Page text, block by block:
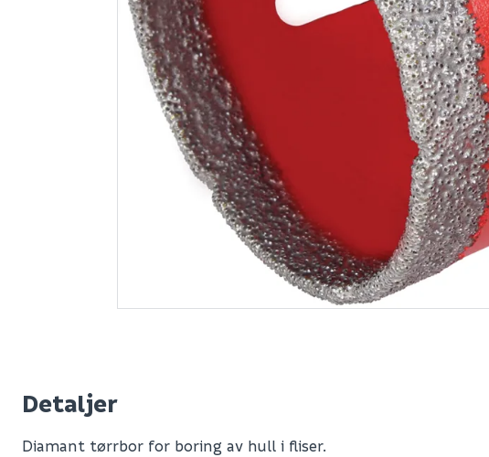
1 459
Nettlager:1-10 stk
Klikk & Hent
Nettlager:10+ stk
Klikk & Hent
Detaljer
Diamant tørrbor for boring av hull i fliser.